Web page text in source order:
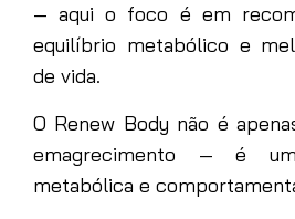
— aqui o foco é em
equilíbrio metabólico e
de vida.
O Renew Body não é
emagrecimento — é
metabólica e